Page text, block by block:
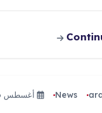
News
أغسطس 6, 2026